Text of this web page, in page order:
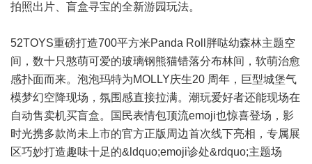
拍照出片、盲盒寻宝的全新游园玩法。
52TOYS重磅打造700平方米Panda Roll胖哒幼森林主题空
间，数十只憨萌可爱的玻璃钢熊猫错落分布林间，软萌治愈
感扑面而来。泡泡玛特为MOLLY庆生20 周年，巨型城堡气
模梦幻空降现场，氛围感直接拉满。潮玩爱好者还能现场在
自动售卖机买盲盒。国民表情包顶流emoji也惊喜登场，影
时光携多款尚未上市的官方正版周边首次线下亮相，专属展
区巧妙打造趣味十足的&ldquo;emoji诊处&rdquo;主题场